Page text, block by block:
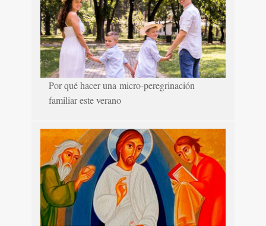
Por qué hacer una micro-peregrinación
familiar este verano